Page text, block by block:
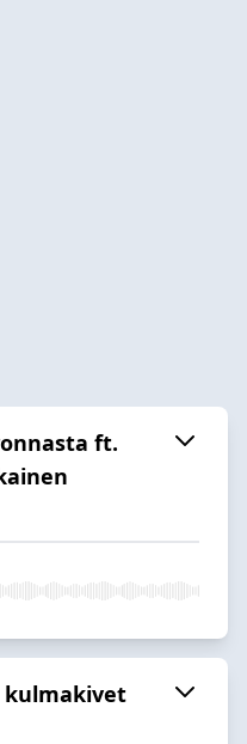
ft.
kulmakivet